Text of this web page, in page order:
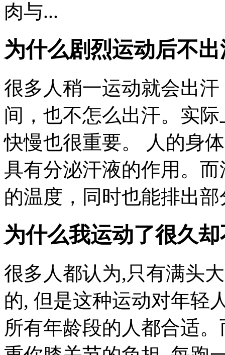
肉与...
为什么剧烈运动后不
很多人稍一运动就会出
间，也不怎么出汗。实
快慢也很重要。 人的身
具有分泌汗液的作用。
的温度，同时也能排出
为什么我运动了很久
很多人都认为,只有满头
的, 但是这种运动对年轻
所有年龄段的人都合适